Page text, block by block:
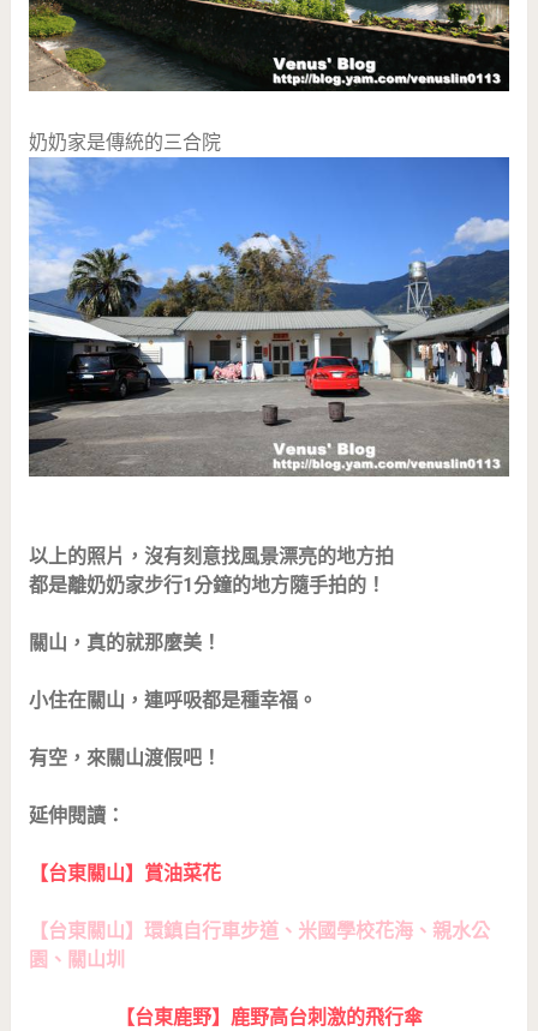
奶奶家是傳統的三合院
以上的照片，沒有刻意找風景漂亮的地方拍
都是離奶奶家步行1分鐘的地方隨手拍的！
關山，真的就那麼美！
小住在關山，連呼吸都是種幸福。
有空，來關山渡假吧！
延伸閱讀：
【台東關山】賞油菜花
【台東關山】環鎮自行車步道、米國學校花海、親水公
園、關山圳
【台東鹿野】鹿野高台刺激的飛行傘